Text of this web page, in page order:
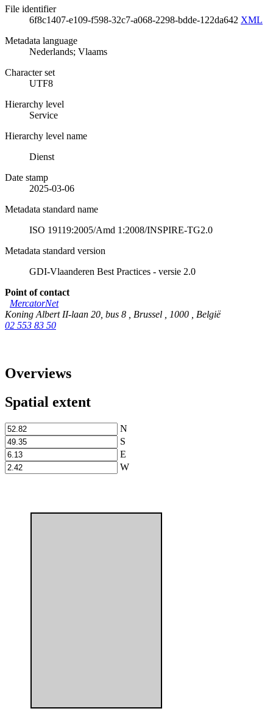
File identifier
6f8c1407-e109-f598-32c7-a068-2298-bdde-122da642 XML
Metadata language
Nederlands; Vlaams
Character set
UTF8
Hierarchy level
Service
Hierarchy level name
Dienst
Date stamp
2025-03-06
Metadata standard name
ISO 19119:2005/Amd 1:2008/INSPIRE-TG2.0
Metadata standard version
GDI-Vlaanderen Best Practices - versie 2.0
Point of contact
MercatorNet
Koning Albert II-laan 20, bus 8
Brussel 1000
België
02 553 83 50
Overviews
Spatial extent
N
S
E
W